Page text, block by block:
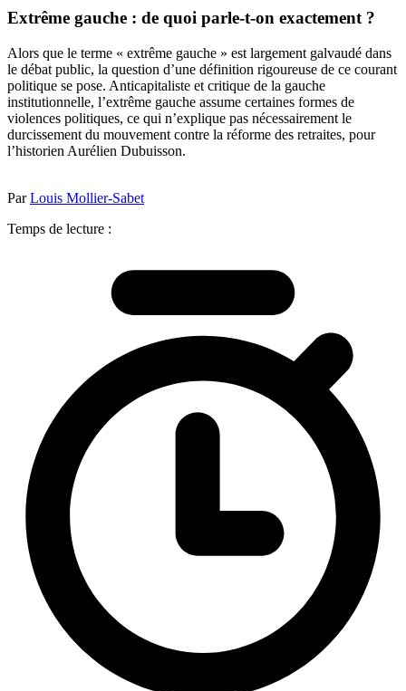
Extrême gauche : de quoi parle-t-on exactement ?
Alors que le terme « extrême gauche » est largement galvaudé dans
le débat public, la question d’une définition rigoureuse de ce courant
politique se pose. Anticapitaliste et critique de la gauche
institutionnelle, l’extrême gauche assume certaines formes de
violences politiques, ce qui n’explique pas nécessairement le
durcissement du mouvement contre la réforme des retraites, pour
l’historien Aurélien Dubuisson.
ParLouis Mollier-Sabet
Temps de lecture :